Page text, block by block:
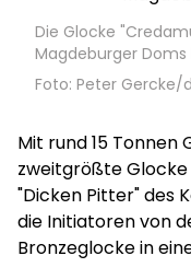
Die Glocke
Magdeburger Doms
Foto: Peter Gercke/
Mit rund 15 Tonnen
zweitgrößte
"Dicken Pitter" des
die Initiatoren von
Bronzeglocke in